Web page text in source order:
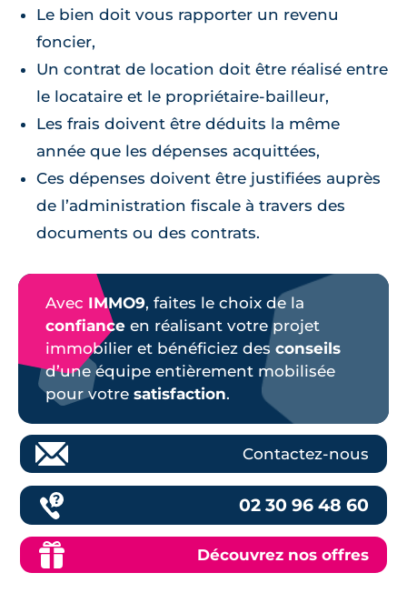
Le bien doit vous rapporter un revenu
foncier,
Un contrat de location doit être réalisé entre
le locataire et le propriétaire-bailleur,
Les frais doivent être déduits la même
année que les dépenses acquittées,
Ces dépenses doivent être justifiées auprès
de l’administration fiscale à travers des
documents ou des contrats.
Avec IMMO9, faites le choix de la
confiance en réalisant votre projet
immobilier et bénéficiez des conseils
d’une équipe entièrement mobilisée
pour votre satisfaction.
Contactez-nous
02 30 96 48 60
Découvrez nos offres